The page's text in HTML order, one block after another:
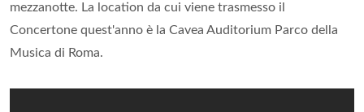
mezzanotte. La location da cui viene trasmesso il
Concertone quest'anno è la Cavea Auditorium Parco della
Musica di Roma.